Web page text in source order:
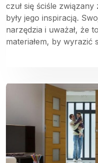
czuł się ściśle
były jego inspiracją.
narzędzia i uważał, że
materiałem, by wyrazić